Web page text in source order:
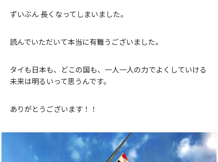
ずいぶん 長くなってしまいました。
読んでいただいて本当に有難うございました。
タイも日本も、どこの国も、一人一人の力でよくしていける
未来は明るいって思うんです。
ありがとうございます！！